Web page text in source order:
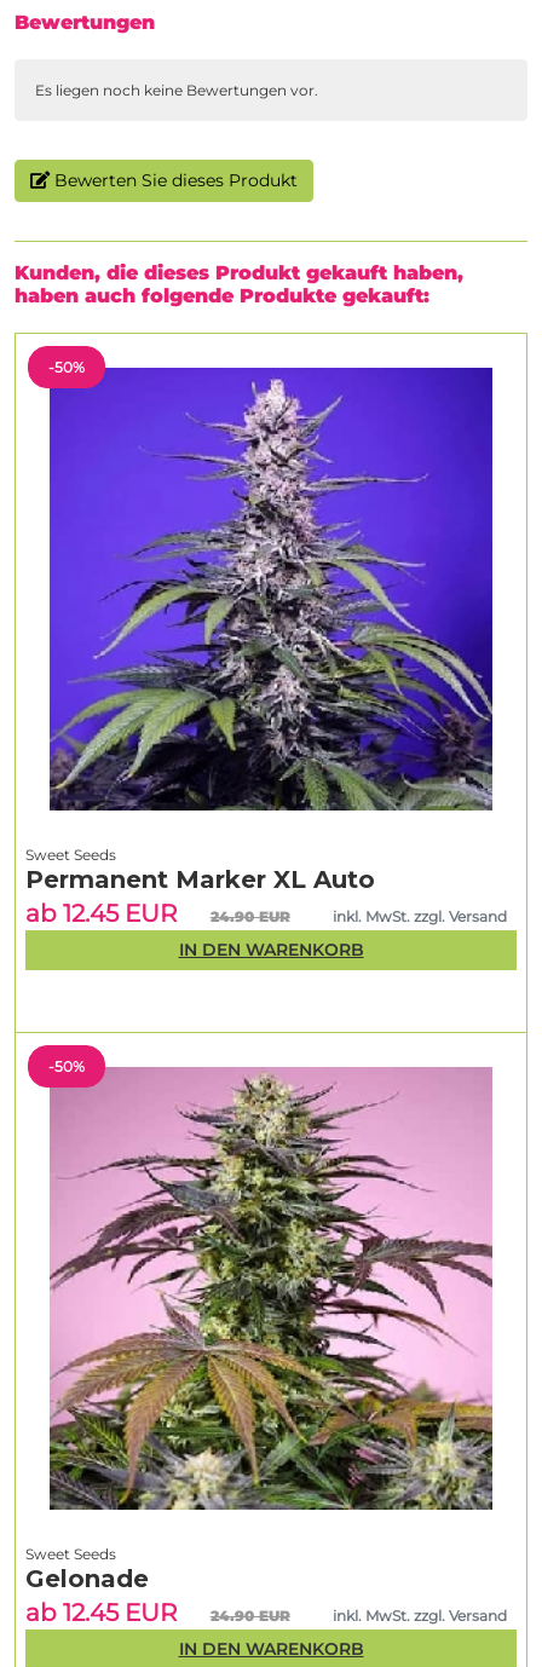
Bewertungen
Es liegen noch keine Bewertungen vor.
Bewerten Sie dieses Produkt
Kunden, die dieses Produkt gekauft haben,
haben auch folgende Produkte gekauft:
-50%
Sweet Seeds
Gelonade
ab 12.45 EUR
24.90 EUR inkl. MwSt. zzgl. Versand
IN DEN WARENKORB
-50%
Sweet Seeds
Permanent Marker XL Auto
ab 12.45 EUR
24.90 EUR inkl. MwSt. zzgl. Versand
IN DEN WARENKORB